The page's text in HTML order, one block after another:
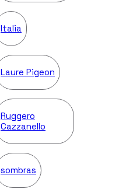
Italia
Laure Pigeon
Ruggero
Cazzanello
sombras